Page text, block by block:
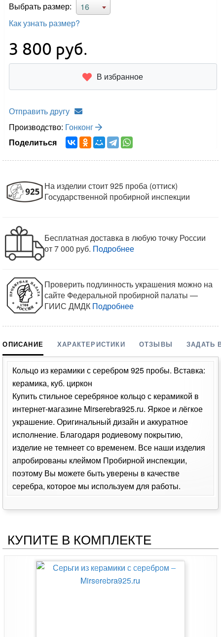
Выбрать размер:
16
Как узнать размер?
3 800 руб.
В избранное
Отправить другу
Производство: Гонконг
Поделиться
На изделии стоит 925 проба (оттиск)
Государственной пробирной инспекции
Бесплатная доставка в любую точку России
от 7 000 руб. Подробнее
Проверить подлинность украшения можно на
сайте Федеральной пробирной палаты —
ГИИС ДМДК Подробнее
ОПИСАНИЕ ХАРАКТЕРИСТИКИ ОТЗЫВЫ ЗАДАТЬ
Кольцо из керамики с серебром 925 пробы. Вставка:
керамика, куб. циркон
Купить стильное серебряное кольцо с керамикой в
интернет-магазине Mirserebra925.ru. Яркое и лёгкое
украшение. Оригинальный дизайн и аккуратное
исполнение. Благодаря родиевому покрытию,
изделие не темнеет со временем. Все наши изделия
апробированы клеймом Пробирной инспекции,
поэтому Вы можете быть уверены в качестве
серебра, которое мы используем для работы.
КУПИТЕ В КОМПЛЕКТЕ